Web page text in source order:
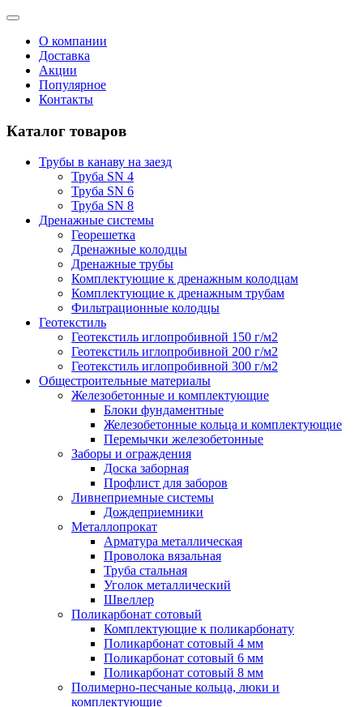
О компании
Доставка
Акции
Популярное
Контакты
Каталог товаров
Трубы в канаву на заезд
Труба SN 4
Труба SN 6
Труба SN 8
Дренажные системы
Георешетка
Дренажные колодцы
Дренажные трубы
Комплектующие к дренажным колодцам
Комплектующие к дренажным трубам
Фильтрационные колодцы
Геотекстиль
Геотекстиль иглопробивной 150 г/м2
Геотекстиль иглопробивной 200 г/м2
Геотекстиль иглопробивной 300 г/м2
Общестроительные материалы
Железобетонные и комплектующие
Блоки фундаментные
Железобетонные кольца и комплектующие
Перемычки железобетонные
Заборы и ограждения
Доска заборная
Профлист для заборов
Ливнеприемные системы
Дождеприемники
Металлопрокат
Арматура металлическая
Проволока вязальная
Труба стальная
Уголок металлический
Швеллер
Поликарбонат сотовый
Комплектующие к поликарбонату
Поликарбонат сотовый 4 мм
Поликарбонат сотовый 6 мм
Поликарбонат сотовый 8 мм
Полимерно-песчаные кольца, люки и
комплектующие